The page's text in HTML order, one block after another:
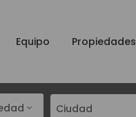
Equipo Propiedades
Ciudad